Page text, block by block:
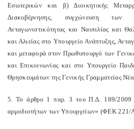
Εσωτερικών και β) Διοικητικής
Διακυβέρνησης, συγχώνευση των
Ανταγωνιστικότητας και Ναυτιλίας και
και Αλιείας στο Υπουργείο Ανάπτυξης,
και μεταφορά στον Πρωθυπουργό των
και Επικοινωνίας και στο Υπουργείο
Θρησκευμάτων της Γενικής Γραμματείας
5. Το άρθρο 1 παρ. 3 του Π.Δ. 189/2009
αρμοδιοτήτων των Υπουργείων» (ΦΕΚ